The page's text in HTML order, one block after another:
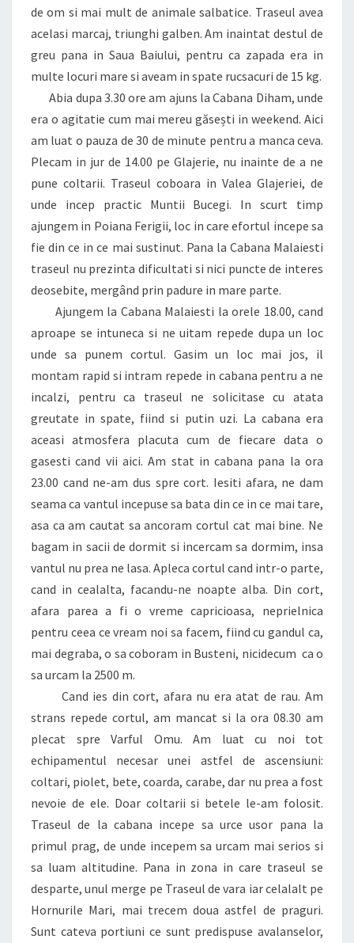
de om si mai mult de animale salbatice. Traseul avea
acelasi marcaj, triunghi galben. Am inaintat destul de
greu pana in Saua Baiului, pentru ca zapada era in
multe locuri mare si aveam in spate rucsacuri de 15 kg.
Abia dupa 3.30 ore am ajuns la Cabana Diham, unde
era o agitatie cum mai mereu găsești in weekend. Aici
am luat o pauza de 30 de minute pentru a manca ceva.
Plecam in jur de 14.00 pe Glajerie, nu inainte de a ne
pune coltarii. Traseul coboara in Valea Glajeriei, de
unde incep practic Muntii Bucegi. In scurt timp
ajungem in Poiana Ferigii, loc in care efortul incepe sa
fie din ce in ce mai sustinut. Pana la Cabana Malaiesti
traseul nu prezinta dificultati si nici puncte de interes
deosebite, mergând prin padure in mare parte.
Ajungem la Cabana Malaiesti la orele 18.00, cand
aproape se intuneca si ne uitam repede dupa un loc
unde sa punem cortul. Gasim un loc mai jos, il
montam rapid si intram repede in cabana pentru a ne
incalzi, pentru ca traseul ne solicitase cu atata
greutate in spate, fiind si putin uzi. La cabana era
aceasi atmosfera placuta cum de fiecare data o
gasesti cand vii aici. Am stat in cabana pana la ora
23.00 cand ne-am dus spre cort. Iesiti afara, ne dam
seama ca vantul incepuse sa bata din ce in ce mai tare,
asa ca am cautat sa ancoram cortul cat mai bine. Ne
bagam in sacii de dormit si incercam sa dormim, insa
vantul nu prea ne lasa. Apleca cortul cand intr-o parte,
cand in cealalta, facandu-ne noapte alba. Din cort,
afara parea a fi o vreme capricioasa, neprielnica
pentru ceea ce vream noi sa facem, fiind cu gandul ca,
mai degraba, o sa coboram in Busteni, nicidecum ca o
sa urcam la 2500 m.
Cand ies din cort, afara nu era atat de rau. Am
strans repede cortul, am mancat si la ora 08.30 am
plecat spre Varful Omu. Am luat cu noi tot
echipamentul necesar unei astfel de ascensiuni:
coltari, piolet, bete, coarda, carabe, dar nu prea a fost
nevoie de ele. Doar coltarii si betele le-am folosit.
Traseul de la cabana incepe sa urce usor pana la
primul prag, de unde incepem sa urcam mai serios si
sa luam altitudine. Pana in zona in care traseul se
desparte, unul merge pe Traseul de vara iar celalalt pe
Hornurile Mari, mai trecem doua astfel de praguri.
Sunt cateva portiuni ce sunt predispuse avalanselor,